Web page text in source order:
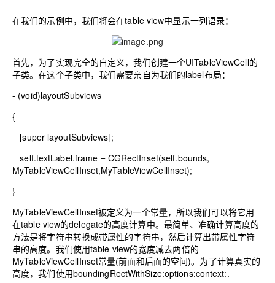
在我们的示例中，我们将会在table view中显示一列语录：
首先，为了实现完全的自定义，我们创建一个UITableViewCell的
子类。在这个子类中，我们需要亲自为我们的label布局：
- (void)layoutSubviews
{
[superlayoutSubviews];
self.textLabel.frame = CGRectInset(self.bounds,
MyTableViewCellInset,MyTableViewCellInset);
}
MyTableViewCellInset被定义为一个常量，所以我们可以将它用
在table view的delegate的高度计算中。最简单、准确计算高度的
方法是将字符串转换成带属性的字符串，然后计算出带属性字符
串的高度。我们使用table view的宽度减去两倍的
MyTableViewCellInset常量(前面和后面的空间)。为了计算真实的
高度，我们使用boundingRectWithSize:options:context:.